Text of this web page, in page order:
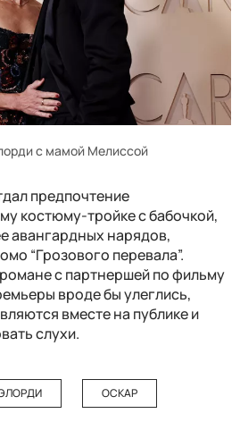
с мамой Мелиссой
предпочтение
костюму-тройке с бабочкой,
авангардных нарядов,
“Грозового перевала”.
романе с партнершей по фильму
вроде бы улеглись,
вместе на публике и
слухи.
ОСКАР